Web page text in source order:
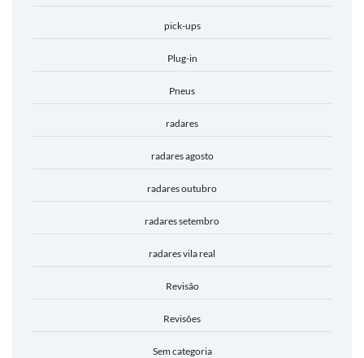
pick-ups
Plug-in
Pneus
radares
radares agosto
radares outubro
radares setembro
radares vila real
Revisão
Revisões
Sem categoria